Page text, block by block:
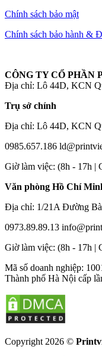
Chính sách bảo mật
Chính sách bảo hành &
CÔNG TY CỔ PHẦN
Địa chỉ: Lô 44D, KCN
Trụ sở chính
Địa chỉ: Lô 44D, KCN
0985.657.186
​Giờ làm việc: (8h - 17h |
Văn phòng Hồ Chí
Địa chỉ: 1/21A Đường
0973.89.89.13
​Giờ làm việc: (8h - 17h |
Mã số doanh nghiệp:
Thành phố Hà Nội cấp
Copyright 2026 ©